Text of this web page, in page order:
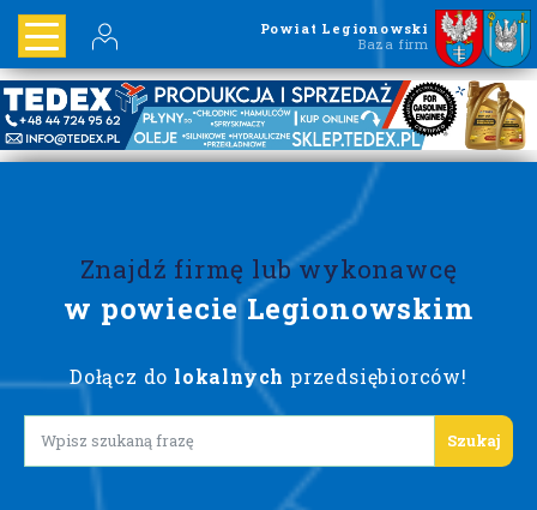
Powiat Legionowski
Baza firm
Znajdź firmę lub wykonawcę
w powiecie Legionowskim
Dołącz do lokalnych przedsiębiorców!
Lorem ipsum